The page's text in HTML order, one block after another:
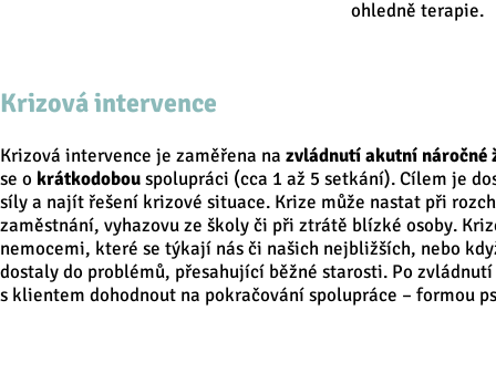
ohledně terapie.
Krizová intervence
Krizová intervence je zaměřena na zvládnutí akutní náročné
se o krátkodobouspolupráci (cca 1 až 5 setkání). Cílem je
síly a najít řešení krizové situace. Krize může nastat při
zaměstnání, vyhazovu ze školy či při ztrátě blízké osoby.
nemocemi, které se týkají nás či našich nejbližších, nebo
dostaly do problémů, přesahující běžné starosti. Po
s klientem dohodnout na pokračování spolupráce – formou